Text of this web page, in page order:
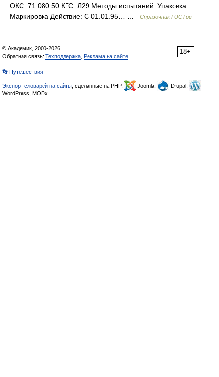
ОКС: 71.080.50 КГС: Л29 Методы испытаний. Упаковка.
Маркировка Действие: С 01.01.95… …
Справочник ГОСТов
18+
© Академик, 2000-2026
Обратная связь: Техподдержка Реклама на сайте
👣 Путешествия
Экспорт словарей на сайты , сделанные на PHP, Joomla,
Drupal,
WordPress, MODx.